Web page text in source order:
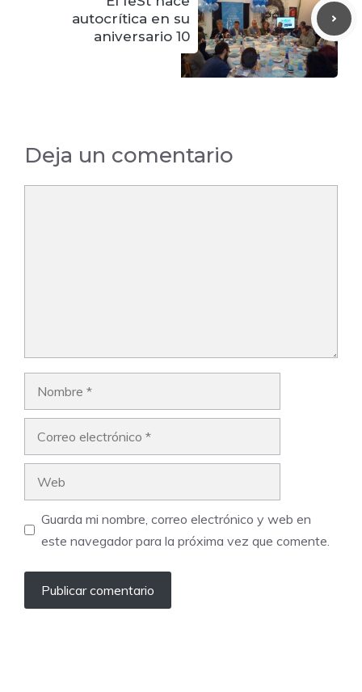
autocrítica en su
aniversario 10
Deja un comentario
Guarda mi nombre, correo electrónico y web en
este navegador para la próxima vez que comente.